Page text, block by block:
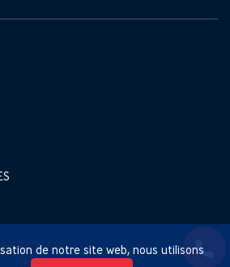
de notre site web, nous utilisons
INSTAGRAM